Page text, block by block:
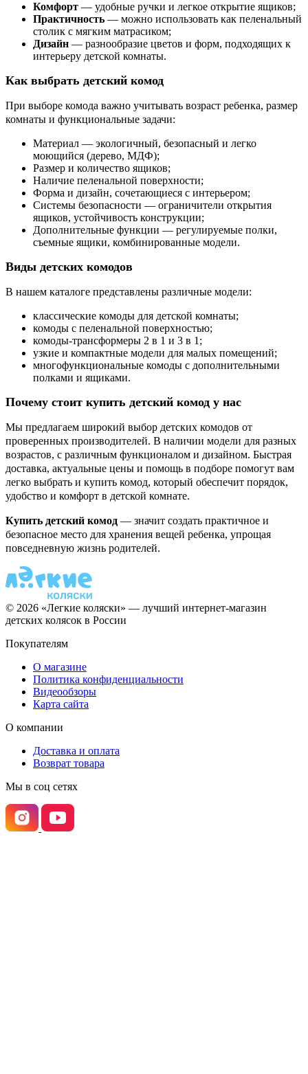
Комфорт — удобные ручки и легкое открытие ящиков;
Практичность — можно использовать как пеленальный
столик с мягким матрасиком;
Дизайн — разнообразие цветов и форм, подходящих к
интерьеру детской комнаты.
Как выбрать детский комод
При выборе комода важно учитывать возраст ребенка, размер
комнаты и функциональные задачи:
Материал — экологичный, безопасный и легко
моющийся (дерево, МДФ);
Размер и количество ящиков;
Наличие пеленальной поверхности;
Форма и дизайн, сочетающиеся с интерьером;
Системы безопасности — ограничители открытия
ящиков, устойчивость конструкции;
Дополнительные функции — регулируемые полки,
съемные ящики, комбинированные модели.
Виды детских комодов
В нашем каталоге представлены различные модели:
классические комоды для детской комнаты;
комоды с пеленальной поверхностью;
комоды-трансформеры 2 в 1 и 3 в 1;
узкие и компактные модели для малых помещений;
многофункциональные комоды с дополнительными
полками и ящиками.
Почему стоит купить детский комод у нас
Мы предлагаем широкий выбор детских комодов от
проверенных производителей. В наличии модели для разных
возрастов, с различным функционалом и дизайном. Быстрая
доставка, актуальные цены и помощь в подборе помогут вам
легко выбрать и купить комод, который обеспечит порядок,
удобство и комфорт в детской комнате.
Купить детский комод — значит создать практичное и
безопасное место для хранения вещей ребенка, упрощая
повседневную жизнь родителей.
© 2026 «Легкие коляски» — лучший интернет-магазин
детских колясок в России
Покупателям
О магазине
Политика конфиденциальности
Видеообзоры
Карта сайта
О компании
Доставка и оплата
Возврат товара
Мы в соц сетях